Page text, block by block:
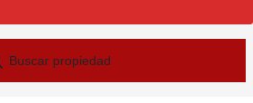
Buscar propiedad